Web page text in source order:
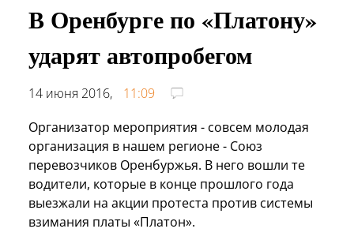
В Оренбурге по «Платону»
ударят автопробегом
14 июня 2016,
11:09
Организатор мероприятия - совсем молодая
организация в нашем регионе - Союз
перевозчиков Оренбуржья. В него вошли те
водители, которые в конце прошлого года
выезжали на акции протеста против системы
взимания платы «Платон».